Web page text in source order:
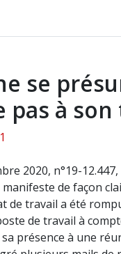
se
pas à
2020, n°19-
de façon
de travail a été
de travail à
présence à une